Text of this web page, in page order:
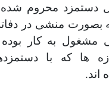
دستمزد محروم شده
بصورت منشی در
به کار بوده
ها که با
اند.